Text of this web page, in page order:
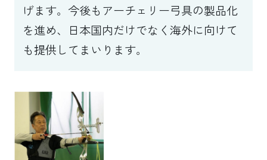
げます。今後もアーチェリー弓具の製品化
を進め、日本国内だけでなく海外に向けて
も提供してまいります。